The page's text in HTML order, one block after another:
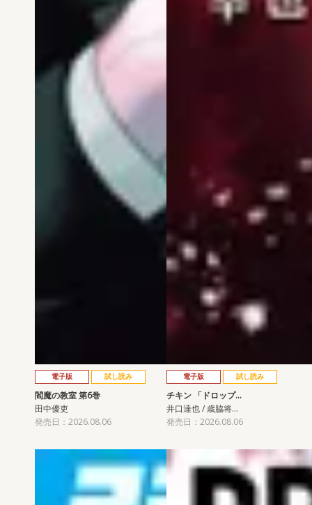
電子版 試し読み
閻魔の教室 第6巻
田中優吏
発売日：2026.08.06
電子版 試し読み
チキン 「ドロップ…
井口達也 / 歳脇将…
発売日：2026.08.06